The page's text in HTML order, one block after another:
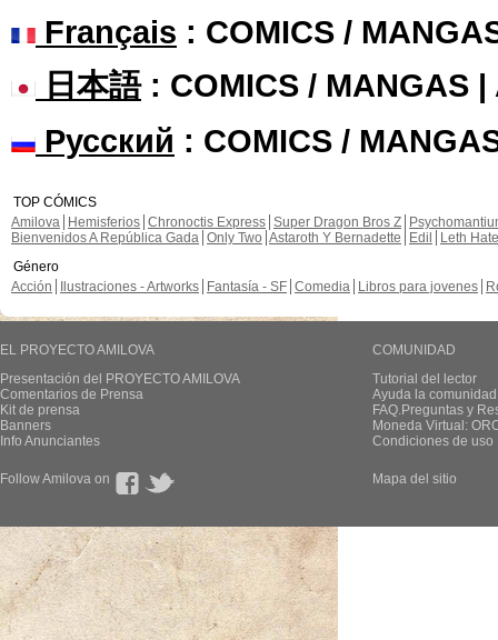
Français : COMICS /
日本語: COMICS / MANGAS |
Русский : COMICS /
TOP CÓMICS
Amilova
Hemisferios Chronoctis Express Super Dragon Bros Z
Bienvenidos A República Gada Only Two Astaroth Y Bernadette Edil
Leth Hate
Género
Acción
Ilustraciones - Artworks Fantasía - SF Comedia Libros para jovenes
EL PROYECTO AMILOVA
Presentación del PROYECTO AMILOVA
Comentarios de Prensa
Kit de prensa
Banners
Info Anunciantes
COMUNIDAD
Tutorial del lector
Ayuda la
FAQ.Preguntas y
Moneda Virtual:
Condiciones de uso
Follow Amilova on Mapa del sitio